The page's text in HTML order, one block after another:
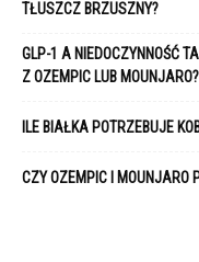
TŁUSZCZ BRZUSZNY?
GLP-1 A NIEDOCZYNNOŚĆ
Z OZEMPIC LUB MOUNJARO?
ILE BIAŁKA POTRZEBUJE
CZY OZEMPIC I MOUNJARO